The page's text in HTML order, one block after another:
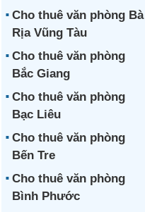
Cho thuê văn phòng Bà
Rịa Vũng Tàu
Cho thuê văn phòng
Bắc Giang
Cho thuê văn phòng
Bạc Liêu
Cho thuê văn phòng
Bến Tre
Cho thuê văn phòng
Bình Phước